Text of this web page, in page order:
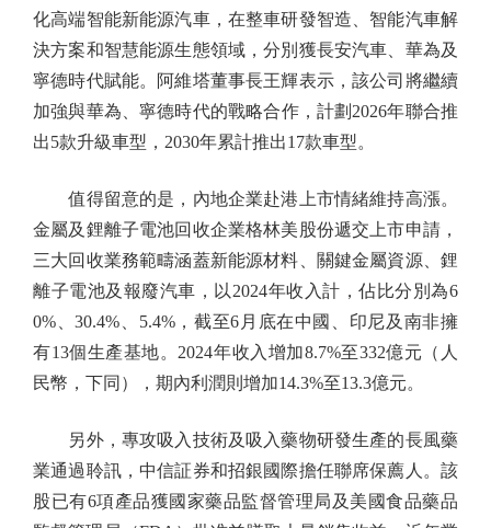
化高端智能新能源汽車，在整車研發智造、智能汽車解
決方案和智慧能源生態領域，分別獲長安汽車、華為及
寧德時代賦能。阿維塔董事長王輝表示，該公司將繼續
加強與華為、寧德時代的戰略合作，計劃2026年聯合推
出5款升級車型，2030年累計推出17款車型。
值得留意的是，內地企業赴港上市情緒維持高漲。
金屬及鋰離子電池回收企業格林美股份遞交上市申請，
三大回收業務範疇涵蓋新能源材料、關鍵金屬資源、鋰
離子電池及報廢汽車，以2024年收入計，佔比分別為6
0%、30.4%、5.4%，截至6月底在中國、印尼及南非擁
有13個生產基地。2024年收入增加8.7%至332億元（人
民幣，下同），期內利潤則增加14.3%至13.3億元。
另外，專攻吸入技術及吸入藥物研發生產的長風藥
業通過聆訊，中信証券和招銀國際擔任聯席保薦人。該
股已有6項產品獲國家藥品監督管理局及美國食品藥品